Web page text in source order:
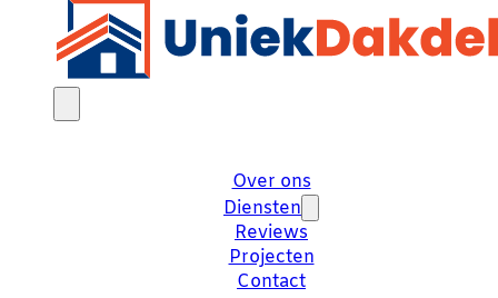
Over ons
Diensten
Reviews
Projecten
Contact